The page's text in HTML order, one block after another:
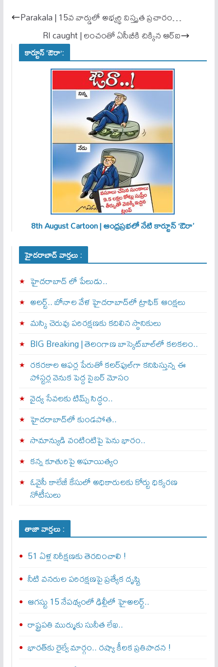
ok A
pp
Parakala | 15వ వార్డులో అభ్యర్థి విస్తృత ప్రచారం…
RI caught | లంచంతో ఏసీబీకి చిక్కిన ఆర్ఐ
కార్టూన్ ‘ఔరా’:
8th August Cartoon | ఆంధ్రప్రభలో నేటి కార్టూన్ ‘ఔరా’
హైదరాబాద్ వార్తలు :
హైదరాబాద్ లో పేలుడు..
అలర్ట్‌.. బోనాల వేళ హైదరాబాద్‌లో ట్రాఫిక్‌ ఆంక్షలు
మస్కి చెరువు పరిరక్షణకు కదిలిన స్థానికులు
BIG Breaking | తెలంగాణ బాస్కెట్‌బాల్‌లో కలకలం..
రకరకాల ఆఫర్ల పేరుతో కలర్‌ఫుల్‌గా కనిపిస్తున్న ఈ
పోస్టర్ల వెనుక పెద్ద సైబర్ మోసం
వైద్య సేవలకు టిమ్స్‌ సిద్ధం..
హైదరాబాద్‌లో కుండపోత..
సామాన్యుడి వంటింటిపై పెను భారం..
కన్న కూతురిపై అఘాయిత్యం
ఓవైసీ కాలేజీ కేసులో అధికారులకు కోర్టు ధిక్కరణ
నోటీసులు
తాజా వార్తలు :
51 ఏళ్ల నిరీక్షణకు తెరదించాలి !
నీటి వనరుల పరిరక్షణపై ప్రత్యేక దృష్టి
ఆగస్టు 15 నేపథ్యంలో ఢిల్లీలో హైఅలర్ట్..
రాష్ట్రపతి ముర్ముకు సునీత లేఖ..
భారత్‌కు రైల్వే మార్గం.. రష్యా కీలక ప్రతిపాదన !